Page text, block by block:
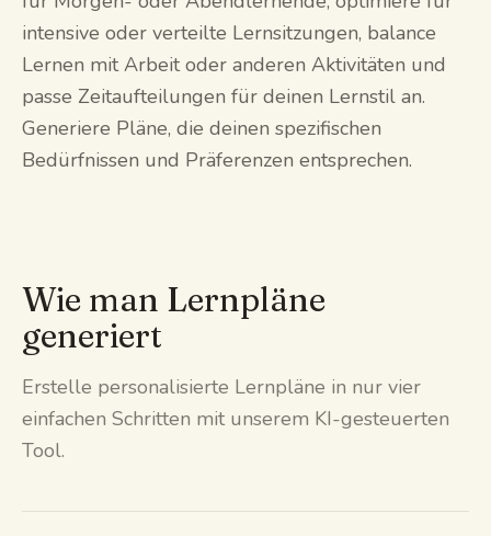
intensive oder verteilte Lernsitzungen, balance
Lernen mit Arbeit oder anderen Aktivitäten und
passe Zeitaufteilungen für deinen Lernstil an.
Generiere Pläne, die deinen spezifischen
Bedürfnissen und Präferenzen entsprechen.
Wie man Lernpläne
generiert
Erstelle personalisierte Lernpläne in nur vier
einfachen Schritten mit unserem KI-gesteuerten
Tool.